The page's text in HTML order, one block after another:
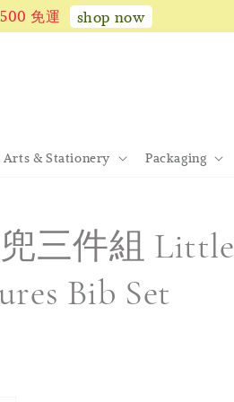
免運 shop now
Arts & Stationery Packaging
三件組 Little
Bib Set